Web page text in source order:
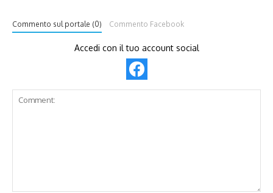
Commento sul portale (0) Commento Facebook
Accedi con il tuo account social